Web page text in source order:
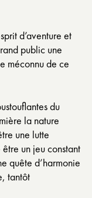
d’aventure et
public une
méconnu de ce
du
la nature
une lutte
un jeu constant
quête d’harmonie
tantôt